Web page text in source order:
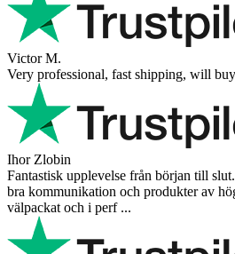
Victor M.
Very professional, fast shipping, will
Ihor Zlobin
Fantastisk upplevelse från början till
bra kommunikation och produkter av
välpackat och i perf ...